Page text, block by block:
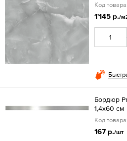
Код
1'145 р./
Бордюр
1,4х60 см
Код
167 р./шт